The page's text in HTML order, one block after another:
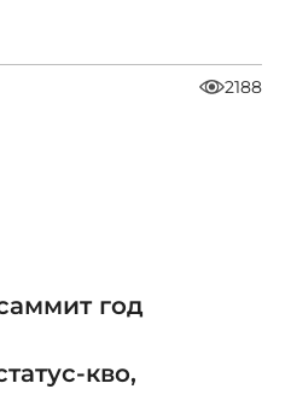
2188
год
кво,